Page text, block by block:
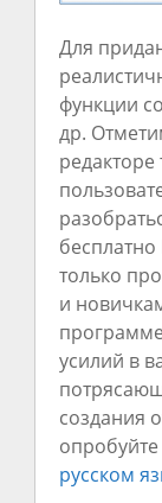
Для
функции
др.
редакторе
только
и
усилий в
создания
русском